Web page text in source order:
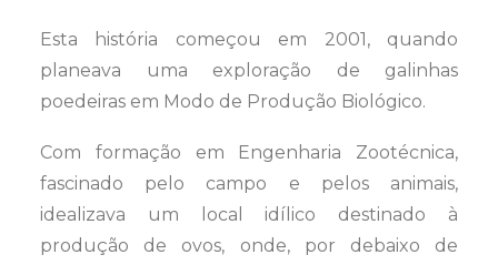
Esta história começou em 2001, quando
planeava uma exploração de galinhas
poedeiras em Modo de Produção Biológico.
Com formação em Engenharia Zootécnica,
fascinado pelo campo e pelos animais,
idealizava um local idílico destinado à
produção de ovos, onde, por debaixo de